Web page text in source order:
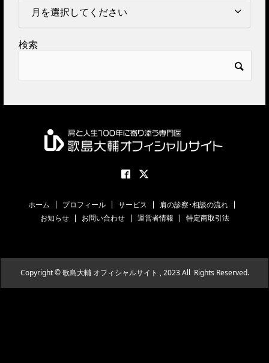
検索
ホーム プロフィール サービス
肩の診察・相談の流れ
お知らせ
お問い合わせ 運営者情報 特定商取引法
Copyright © 歌島大輔 オフィシャルサイト , 2023 All Rights Reserved.